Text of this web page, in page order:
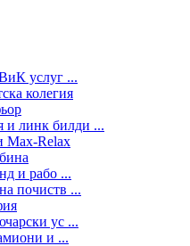
услуг ...
колегия
и линк билди ...
Max-Relax
и рабо ...
почиств ...
ус ...
и ...